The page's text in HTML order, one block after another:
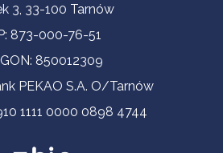
3, 33-100 Tarnów
873-000-76-51
850012309
PEKAO S.A. O/Tarnów
1111 0000 0898 4744